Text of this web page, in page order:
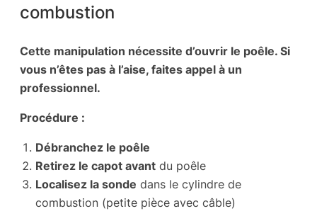
combustion
Cette manipulation nécessite d’ouvrir le poêle. Si
vous n’êtes pas à l’aise, faites appel à un
professionnel.
Procédure :
Débranchez le poêle
Retirez le capot avant du poêle
Localisez la sonde dans le cylindre de
combustion (petite pièce avec câble)